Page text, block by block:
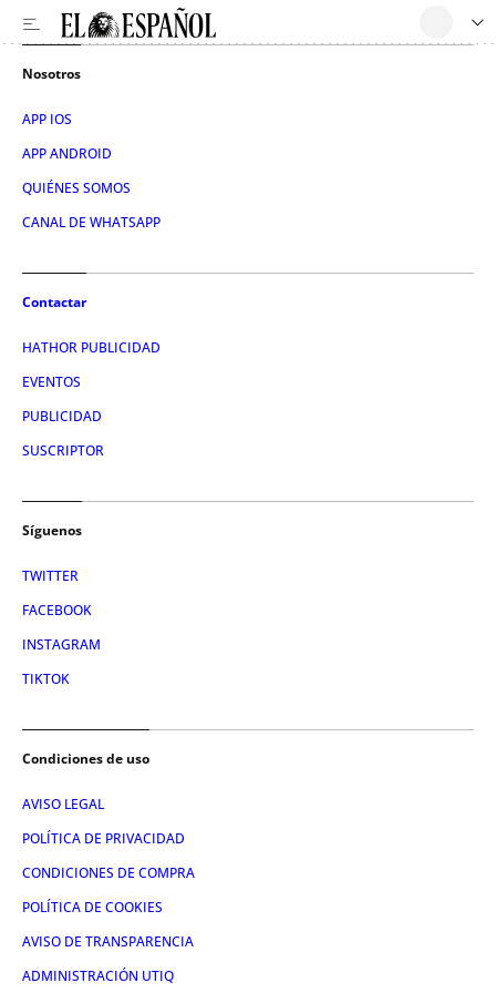
Nosotros
APP IOS
APP ANDROID
QUIÉNES SOMOS
CANAL DE WHATSAPP
Contactar
HATHOR PUBLICIDAD
EVENTOS
PUBLICIDAD
SUSCRIPTOR
Síguenos
TWITTER
FACEBOOK
INSTAGRAM
TIKTOK
Condiciones de uso
AVISO LEGAL
POLÍTICA DE PRIVACIDAD
CONDICIONES DE COMPRA
POLÍTICA DE COOKIES
AVISO DE TRANSPARENCIA
ADMINISTRACIÓN UTIQ